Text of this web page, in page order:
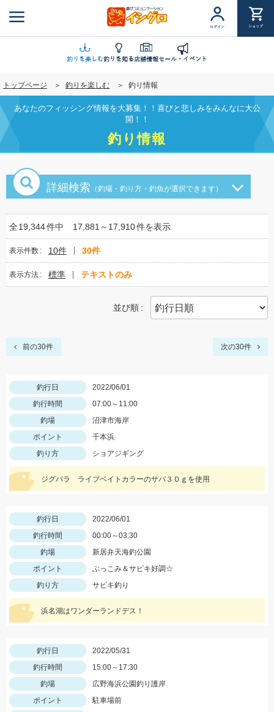
ン
に
移
動
ログイン ショップ
釣りを楽しむ釣りを知る店舗情報セール・イベント
トップページ 釣りを楽しむ 釣り情報
あなたのフィッシング情報を大募集！！喜びと悲しみをみんなに大公
開！！
釣り情報
詳細検索 （釣場・釣り方・釣魚が選択できます）
全19,344件中 17,881～17,910件を表示
表示件数 10件 30件
表示方法 標準 テキストのみ
並び順
前の30件 次の30件
釣行日
2022/06/01
釣行時間
07:00～11:00
釣場
沼津市海岸
ポイント
千本浜
釣り方
ショアジギング
ジグパラ ライブベイトカラーのサバ３０ｇを使用
釣行日
2022/06/01
釣行時間
00:00～03:30
釣場
新居弁天海釣公園
ポイント
ぶっこみ＆サビキ好調☆
釣り方
サビキ釣り
浜名湖はワンダーランドデス！
釣行日
2022/05/31
釣行時間
15:00～17:30
釣場
広野海浜公園釣り護岸
ポイント
駐車場前